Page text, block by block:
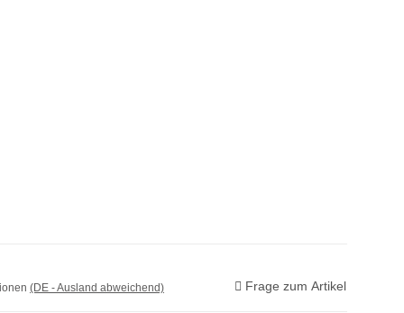
(DE - Ausland abweichend) Frage zum Artikel